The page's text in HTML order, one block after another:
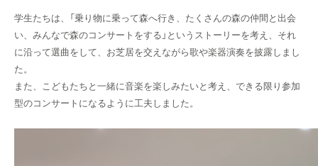
学生たちは、「乗り物に乗って森へ行き、たくさんの森の仲間と出会
い、みんなで森のコンサートをする」というストーリーを考え、それ
に沿って選曲をして、お芝居を交えながら歌や楽器演奏を披露しまし
た。
また、こどもたちと一緒に音楽を楽しみたいと考え、できる限り参加
型のコンサートになるように工夫しました。